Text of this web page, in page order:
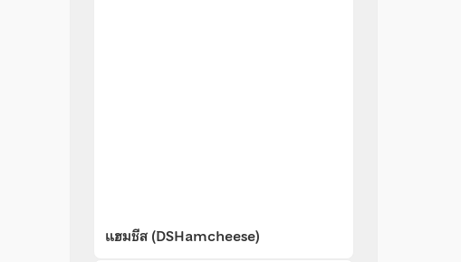
แฮมชีส (DSHamcheese)